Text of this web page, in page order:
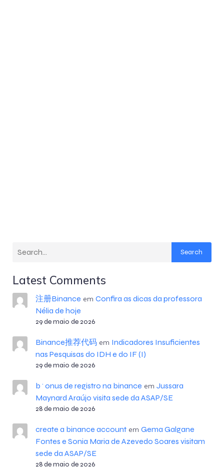
Search
Latest Comments
注册Binance em Confira as dicas da professora
Nélia de hoje
29 de maio de 2026
Binance推荐代码em Indicadores Insuficientes
nas Pesquisas do IDH e do IF (I)
29 de maio de 2026
b^onus de registro na binance em Jussara
Maynard Araújo visita sede da ASAP/SE
28 de maio de 2026
create a binance accountem Gema Galgane
Fontes e Sonia Maria de Azevedo Soares visitam
sede da ASAP/SE
28 de maio de 2026